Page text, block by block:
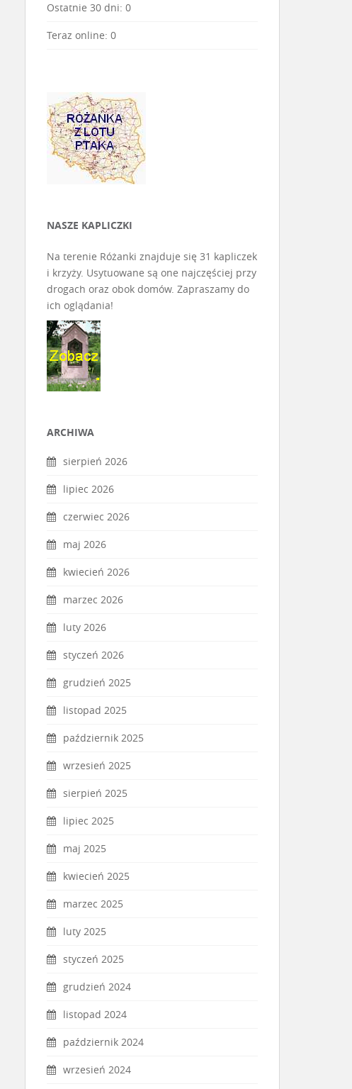
Ostatnie 30 dni: 0
Teraz online: 0
NASZE KAPLICZKI
Na terenie Różanki znajduje się 31 kapliczek
i krzyży. Usytuowane są one najczęściej przy
drogach oraz obok domów. Zapraszamy do
ich oglądania!
ARCHIWA
sierpień 2026
lipiec 2026
czerwiec 2026
maj 2026
kwiecień 2026
marzec 2026
luty 2026
styczeń 2026
grudzień 2025
listopad 2025
październik 2025
wrzesień 2025
sierpień 2025
lipiec 2025
maj 2025
kwiecień 2025
marzec 2025
luty 2025
styczeń 2025
grudzień 2024
listopad 2024
październik 2024
wrzesień 2024